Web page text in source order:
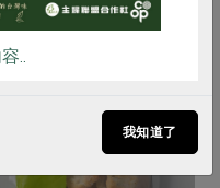
的產品
..
我知道了